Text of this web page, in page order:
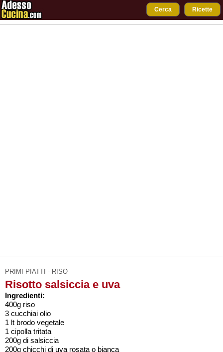
Cerca Ricette
PRIMI PIATTI - RISO
Risotto salsiccia e uva
Ingredienti:
400g riso
3 cucchiai olio
1 lt brodo vegetale
1 cipolla tritata
200g di salsiccia
200g chicchi di uva rosata o bianca